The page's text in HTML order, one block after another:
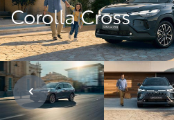
Corolla Cross